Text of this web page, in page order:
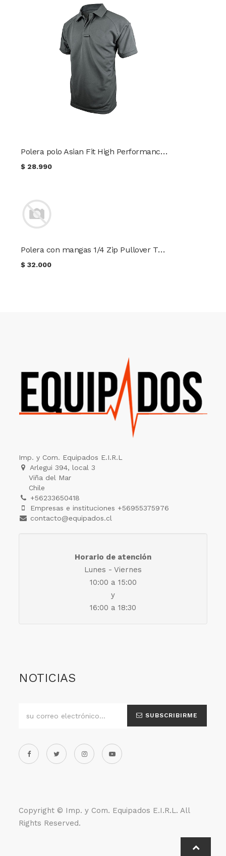
Polera polo Asian Fit High Performance TRU-SPEC®
$ 28.990
Polera con mangas 1/4 Zip Pullover TRU-SPEC®
$32.000
Imp. y Com. Equipados E.I.R.L
Arlegui 394, local 3
Viña del Mar
Chile
+56233650418
Empresas e instituciones +56955375976
contacto@equipados.cl
Horario de atención
Lunes - Viernes
10:00 a 15:00
y
16:00 a 18:30
NOTICIAS
SUBSCRIBIRME
Copyright © Imp. y Com. Equipados E.I.R.L. All
Rights Reserved.